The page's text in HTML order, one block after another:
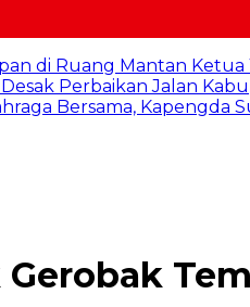
di Ruang Mantan Ketua
Perbaikan Jalan
Bersama, Kapengda